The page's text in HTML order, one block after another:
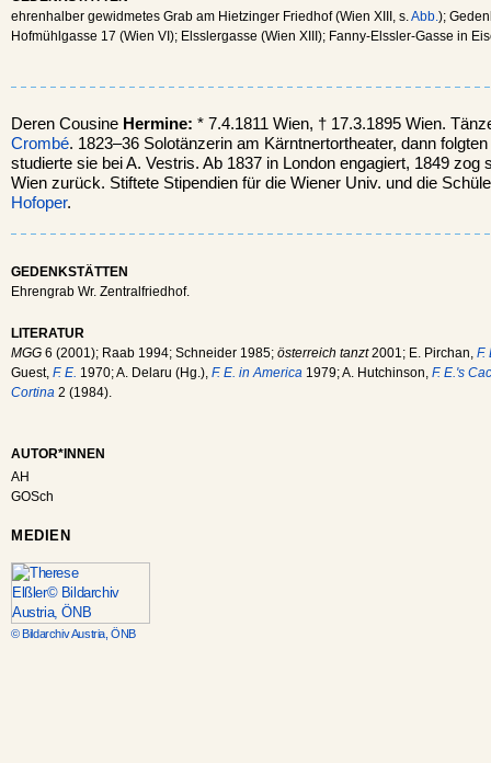
ehrenhalber gewidmetes Grab am Hietzinger Friedhof (Wien XIII, s.Abb.);
Hofmühlgasse 17 (Wien VI); Elsslergasse (Wien XIII); Fanny-Elssler-Gasse in
Deren Cousine Hermine: * 7.4.1811 Wien, † 17.3.1895 Wien.
Crombé. 1823–36 Solotänzerin am Kärntnertortheater, dann
studierte sie bei A. Vestris. Ab 1837 in London engagiert, 1849 zog
Wien zurück. Stiftete Stipendien für die Wiener Univ. und die
Hofoper.
GEDENKSTÄTTEN
Ehrengrab Wr. Zentralfriedhof.
LITERATUR
MGG 6 (2001); Raab 1994; Schneider 1985; österreich tanzt2001; E. Pirchan, F.
Guest, F. E. 1970; A. Delaru (Hg.), F. E. in America 1979; A. Hutchinson, F. E.'s
Cortina 2 (1984).
AUTOR*INNEN
AH
GOSch
MEDIEN
© Bildarchiv Austria, ÖNB